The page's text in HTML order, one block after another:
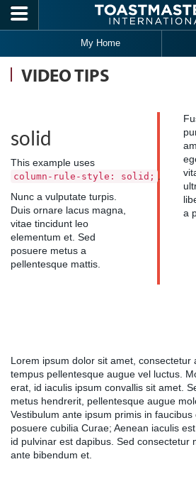
Skip to main content
My Home
VIDEO TIPS
solid
This example uses
column-rule-style: solid;
Nunc a vulputate turpis.
Duis ornare lacus magna,
vitae tincidunt leo
elementum et. Sed
posuere metus a
pellentesque mattis.
a
Lorem ipsum dolor sit amet, consectetur
tempus pellentesque augue vel luctus.
erat, id iaculis ipsum convallis sit amet.
metus hendrerit, pellentesque augue
Vestibulum ante ipsum primis in
posuere cubilia Curae; Aenean iaculis
id pulvinar est dapibus. Sed consectetur
ante bibendum et.